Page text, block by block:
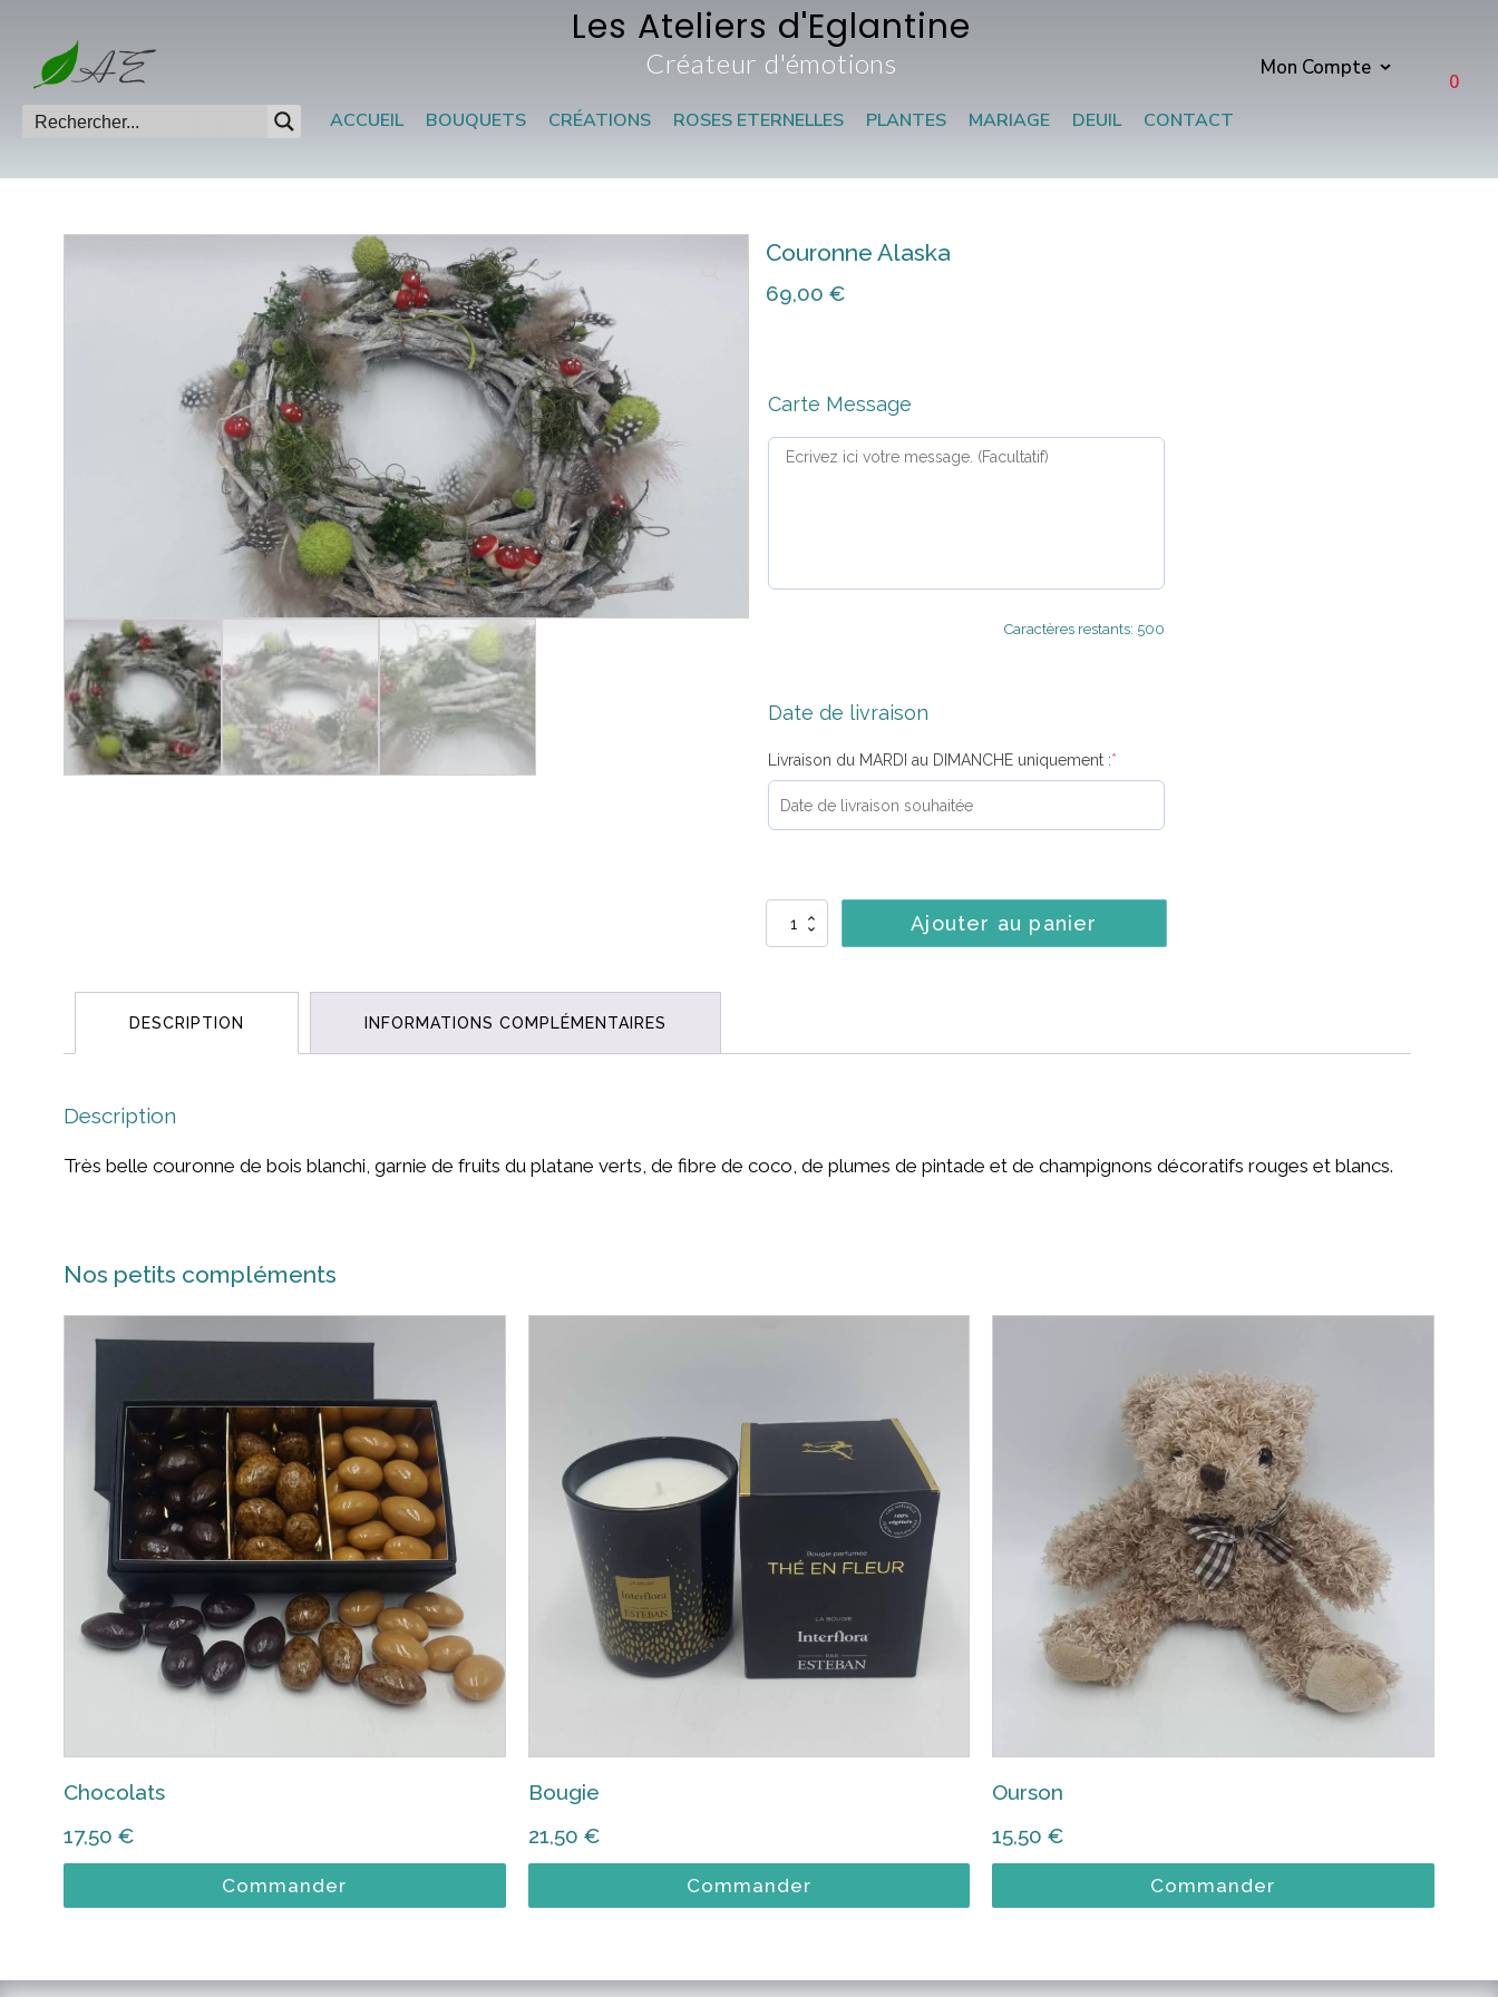
Les Ateliers d'Eglantine
Créateur d'émotions Mon Compte
0
ACCUEIL
BOUQUETS CRÉATIONS ROSES ETERNELLES PLANTES MARIAGE DEUIL CONTACT
Couronne Alaska
69,00 €
Carte Message
Caractères restants: 500
Date de livraison
Livraison du MARDI au DIMANCHE uniquement :*
quantité
Ajouter au panier
DESCRIPTION INFORMATIONS COMPLÉMENTAIRES
Description
Très belle couronne de bois blanchi, garnie de fruits du platane verts, de fibre de coco, de plumes de pintade et de champignons décoratifs rouges et blancs.
Nos petits compléments
Chocolats
17,50€
Commander
Bougie
21,50 €
Commander
Ourson
15,50€
Commander